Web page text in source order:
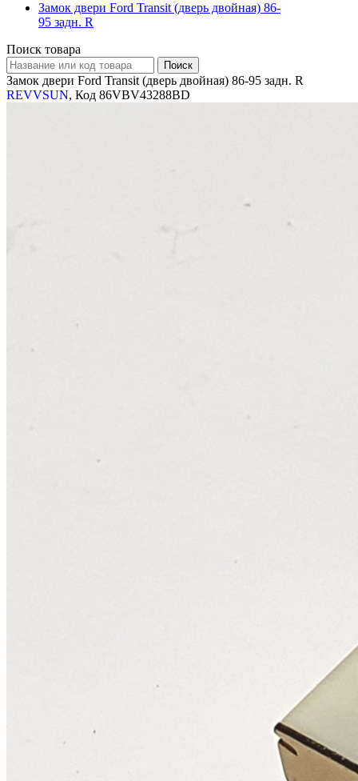
Замок двери Ford Transit (дверь двойная) 86-
95 задн. R
Поиск товара
Замок двери Ford Transit (дверь двойная) 86-95 задн. R
REVVSUN, Код 86VBV43288BD